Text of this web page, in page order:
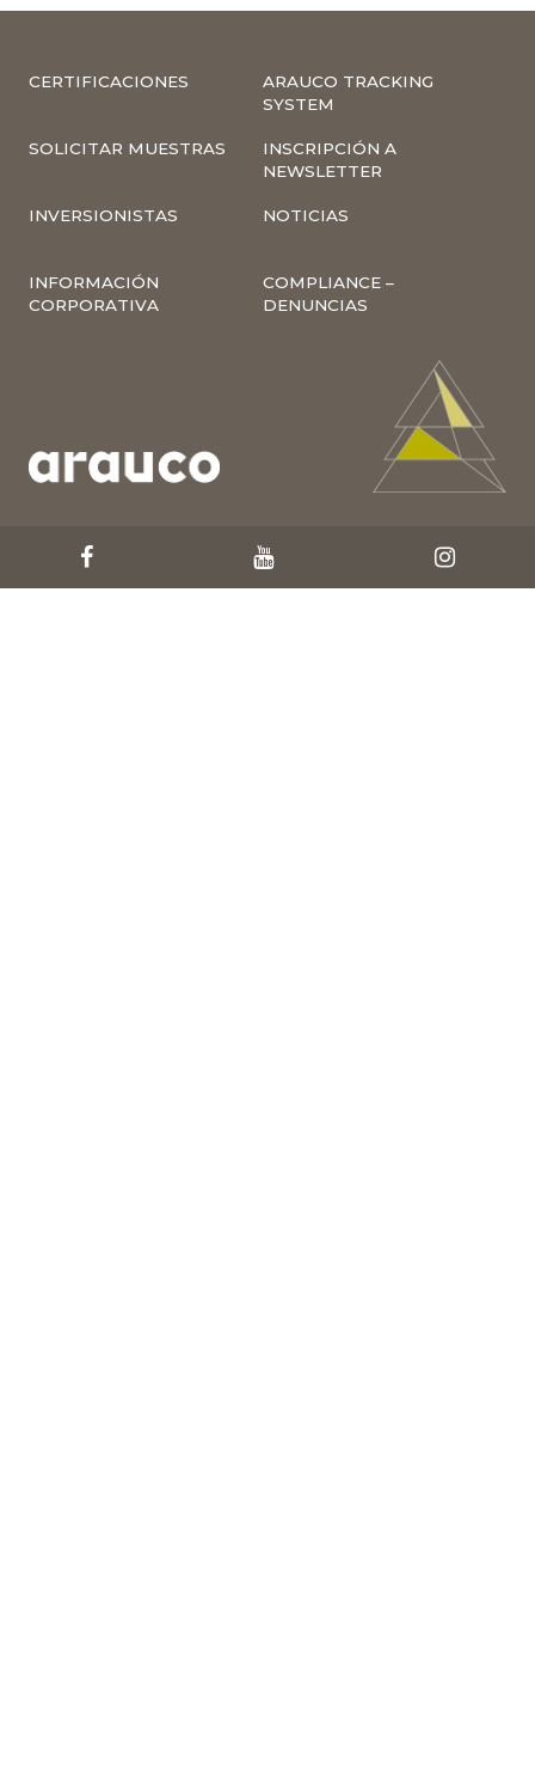
CERTIFICACIONES
ARAUCO TRACKING
SYSTEM
SOLICITAR MUESTRAS
INSCRIPCIÓN A
NEWSLETTER
INVERSIONISTAS NOTICIAS
INFORMACIÓN
CORPORATIVA
COMPLIANCE –
DENUNCIAS